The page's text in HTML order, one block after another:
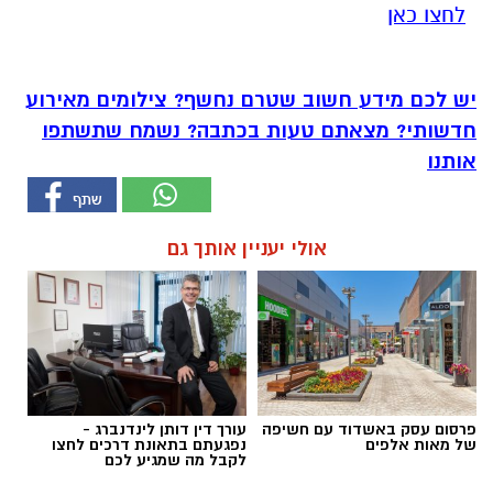
לחצו כאן
יש לכם מידע חשוב שטרם נחשף? צילומים מאירוע
חדשותי? מצאתם טעות בכתבה? נשמח שתשתפו
אותנו
אולי יעניין אותך גם
פרסום עסק באשדוד עם חשיפה
של מאות אלפים
עורך דין דותן לינדנברג -
נפגעתם בתאונת דרכים לחצו
לקבל מה שמגיע לכם